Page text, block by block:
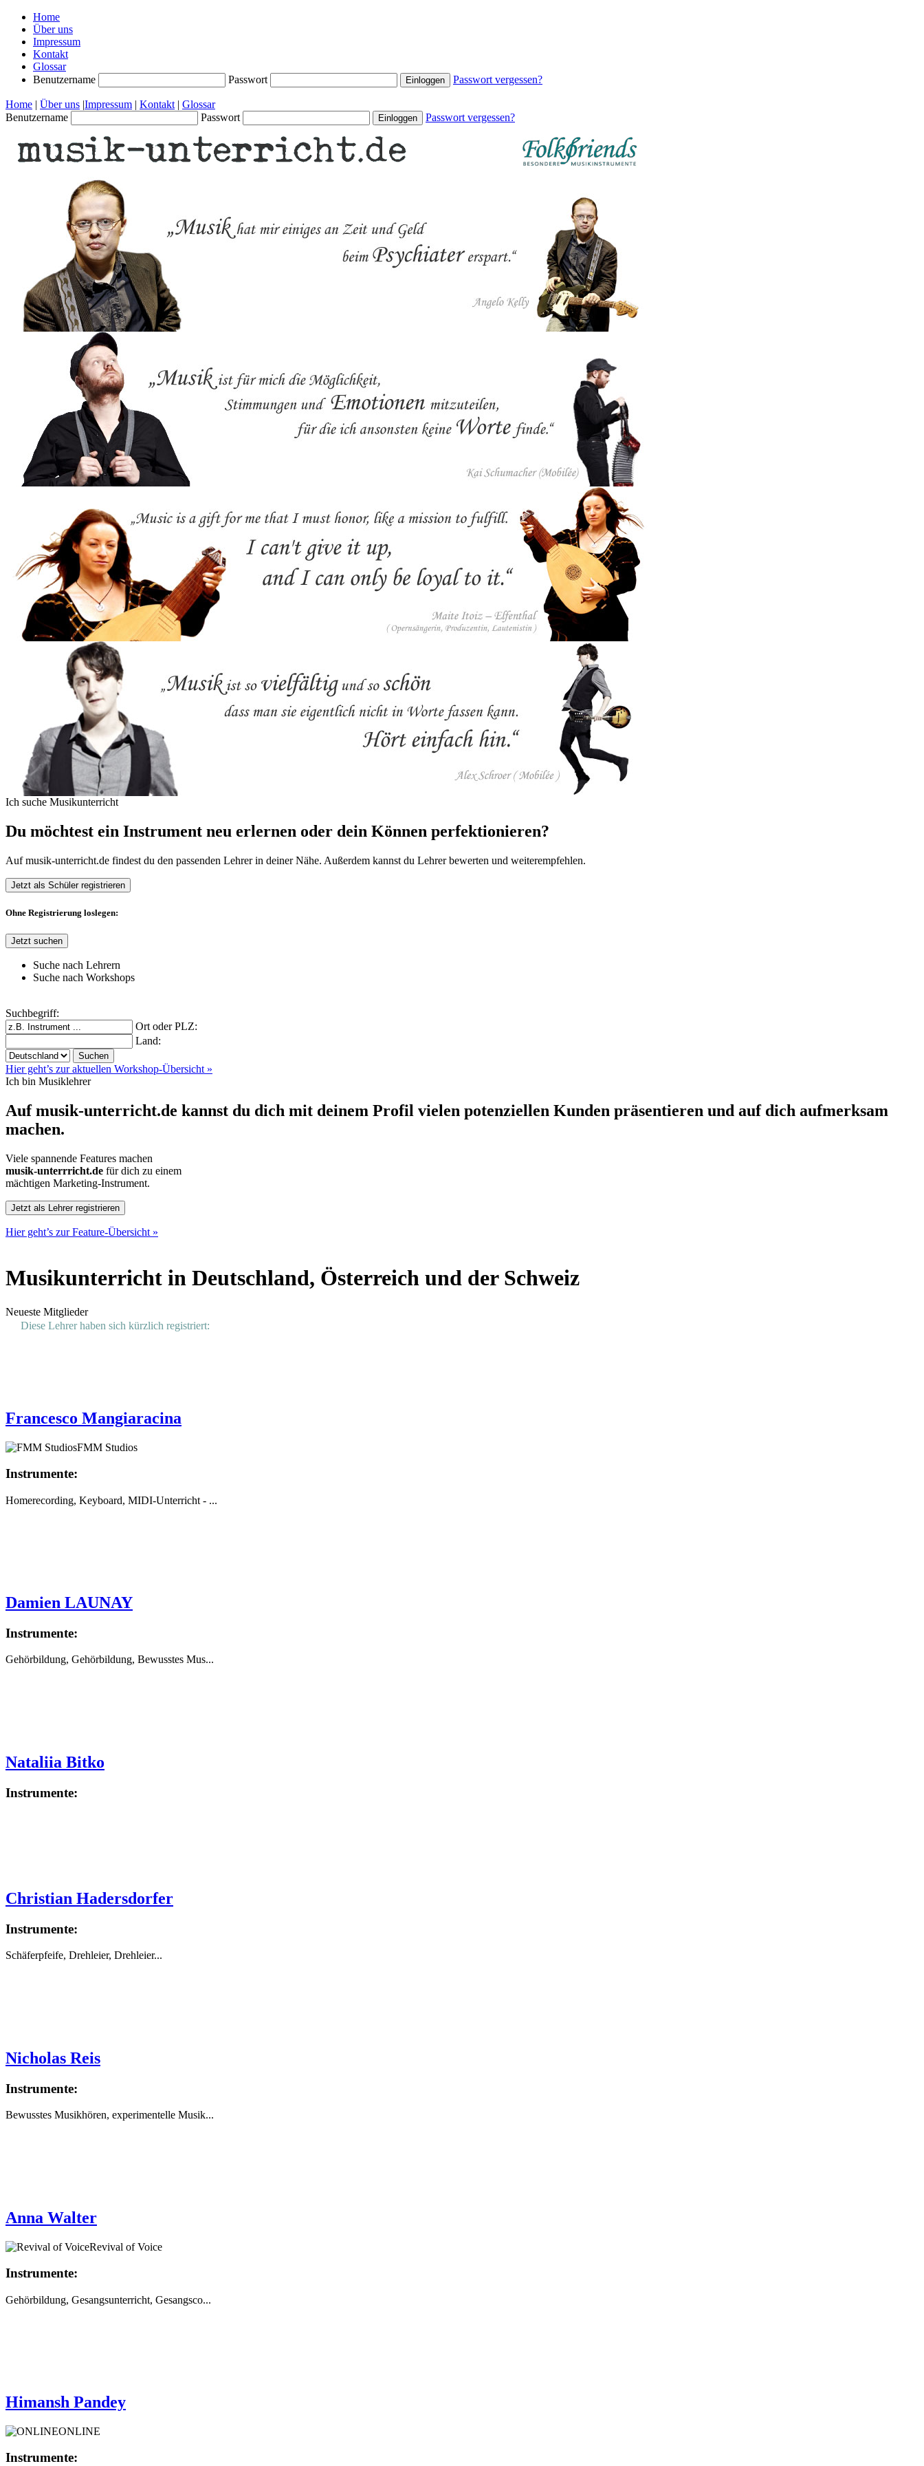
Home
Über uns
Impressum
Kontakt
Glossar
Benutzername
Passwort Passwort vergessen?
Home | Über uns |Impressum | Kontakt | Glossar
Benutzername
Passwort Passwort vergessen?
Ich suche Musikunterricht
Du möchtest ein Instrument neu erlernen oder dein Können perfektionieren?
Auf musik-unterricht.de findest du den passenden Lehrer in deiner Nähe. Außerdem kannst du Lehrer bewerten und weiterempfehlen.
Ohne Registrierung loslegen:
Suche nach Lehrern
Suche nach Workshops
Suchbegriff:
Ort oder PLZ:
Land:
Hier geht’s zur aktuellen Workshop-Übersicht »
Ich bin Musiklehrer
Auf musik-unterricht.de kannst du dich mit deinem Profil vielen potenziellen Kunden präsentieren und auf dich aufmerksam
machen.
Viele spannende Features machen
musik-unterrricht.de für dich zu einem
mächtigen Marketing-Instrument.
Hier geht’s zur Feature-Übersicht »
Musikunterricht in Deutschland, Österreich und der Schweiz
Neueste Mitglieder
Diese Lehrer haben sich kürzlich registriert:
Francesco Mangiaracina
FMM Studios
Instrumente:
Homerecording, Keyboard, MIDI-Unterricht - ...
Damien LAUNAY
Instrumente:
Gehörbildung, Gehörbildung, Bewusstes Mus...
Nataliia Bitko
Instrumente:
Christian Hadersdorfer
Instrumente:
Schäferpfeife, Drehleier, Drehleier...
Nicholas Reis
Instrumente:
Bewusstes Musikhören, experimentelle Musik...
Anna Walter
Revival of Voice
Instrumente:
Gehörbildung, Gesangsunterricht, Gesangsco...
Himansh Pandey
ONLINE
Instrumente: